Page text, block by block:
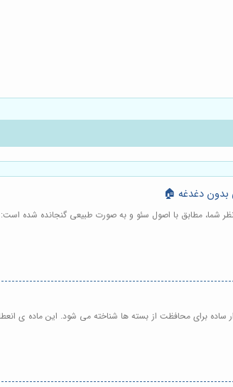
بدون دغدغه 🏠
نظر شما، مطابق با اصول سئو و به صورت طبیعی گنجانده شده
ساده برای محافظت از بسته ها شناخته می شود. این ماده ی